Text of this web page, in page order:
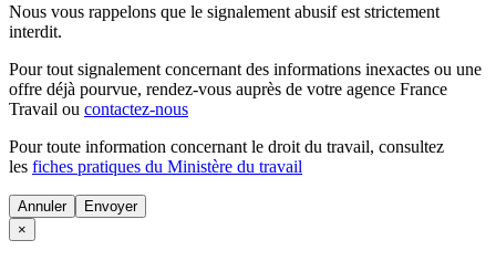
Nous vous rappelons que le signalement abusif est strictement
interdit.
Pour tout signalement concernant des informations inexactes ou une
offre déjà pourvue, rendez-vous auprès de votre agence France
Travail ou contactez-nous
Pour toute information concernant le droit du travail, consultez
les fiches pratiques du Ministère du travail
Annuler
×